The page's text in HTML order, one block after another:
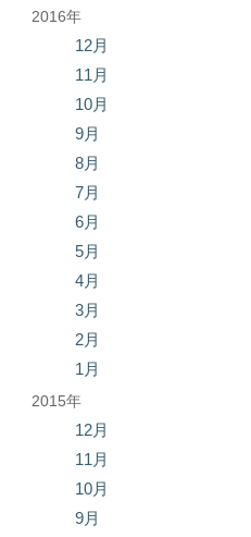
2016年
12月
11月
10月
9月
8月
7月
6月
5月
4月
3月
2月
1月
2015年
12月
11月
10月
9月